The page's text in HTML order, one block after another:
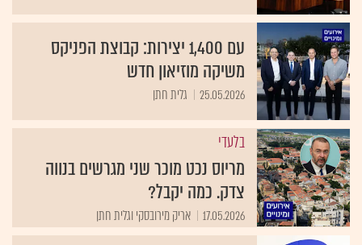
עם 1,400 יצירות: קבוצת הפניקס
משיקה מוזיאון חדש
25.05.2026 גלית חתן
בלעדי
מריוס נכט מוכר שני מגרשים בנווה
צדק. כמה יקבל?
17.05.2026 אריק מירובסקי וגלית חתן